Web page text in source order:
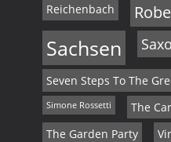
Reichenbach
Sachsen
Seven Steps To The
Simone Rossetti
The
The Garden Party